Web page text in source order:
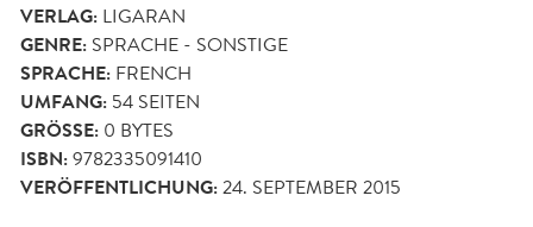
VERLAG: LIGARAN
GENRE: SPRACHE - SONSTIGE
SPRACHE: FRENCH
UMFANG: 54 SEITEN
GRÖSSE: 0 BYTES
ISBN:9782335091410
VERÖFFENTLICHUNG:24. SEPTEMBER 2015